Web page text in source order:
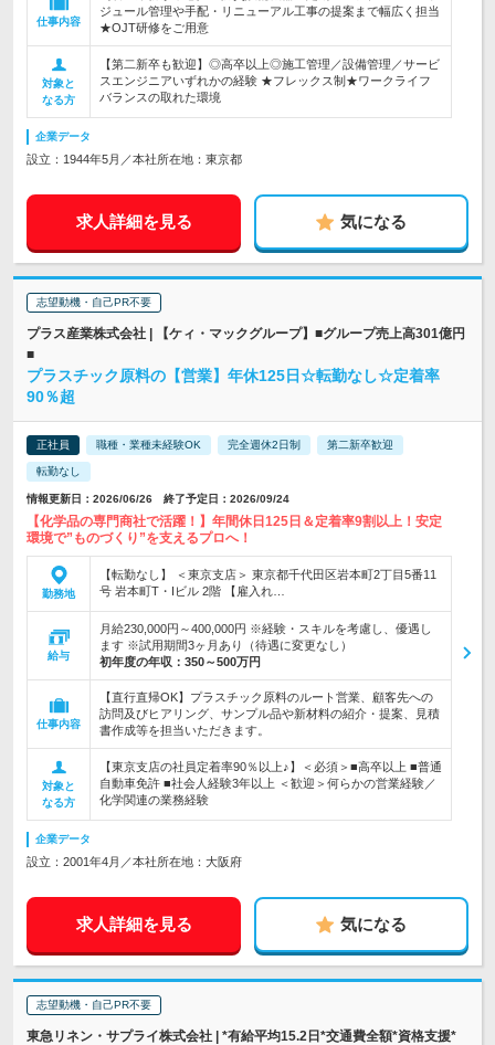
仕事内容
ジュール管理や手配・リニューアル工事の提案まで幅広く担当
★OJT研修をご用意
対象と
なる方
【第二新卒も歓迎】◎高卒以上◎施工管理／設備管理／サービ
スエンジニアいずれかの経験 ★フレックス制★ワークライフ
バランスの取れた環境
企業データ
設立：1944年5月／本社所在地：東京都
求人詳細を見る 気になる
志望動機・自己PR不要
プラス産業株式会社 | 【ケィ・マックグループ】■グループ売上高301億円
■
プラスチック原料の【営業】年休125日☆転勤なし☆定着率
90％超
正社員 職種・業種未経験OK 完全週休2日制 第二新卒歓迎
転勤なし
情報更新日：2026/06/26 終了予定日：2026/09/24
【化学品の専門商社で活躍！】年間休日125日＆定着率9割以上！安定
環境で”ものづくり”を支えるプロへ！
勤務地
【転勤なし】 ＜東京支店＞ 東京都千代田区岩本町2丁目5番11
号 岩本町T・Iビル 2階 【雇入れ…
給与
月給230,000円～400,000円 ※経験・スキルを考慮し、優遇し
ます ※試用期間3ヶ月あり（待遇に変更なし）
初年度の年収： 350～500万円
仕事内容
【直行直帰OK】プラスチック原料のルート営業、顧客先への
訪問及びヒアリング、サンプル品や新材料の紹介・提案、見積
書作成等を担当いただきます。
対象と
なる方
【東京支店の社員定着率90％以上♪】＜必須＞■高卒以上 ■普通
自動車免許 ■社会人経験3年以上 ＜歓迎＞何らかの営業経験／
化学関連の業務経験
企業データ
設立：2001年4月／本社所在地：大阪府
求人詳細を見る 気になる
志望動機・自己PR不要
東急リネン・サプライ株式会社 | *有給平均15.2日*交通費全額*資格支援*